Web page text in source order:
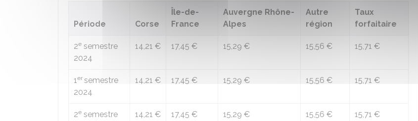
Période Corse
Île-de-
France
Auvergne Rhône-
Alpes
Autre
région
Taux
forfaitaire
2e semestre
2024
14,21 € 17,45 € 15,29 € 15,56 € 15,71 €
1er semestre
2024
14,21 € 17,45 € 15,29 € 15,56 € 15,71 €
2e semestre
14,21 € 17,45 € 15,29 € 15,56 € 15,71 €